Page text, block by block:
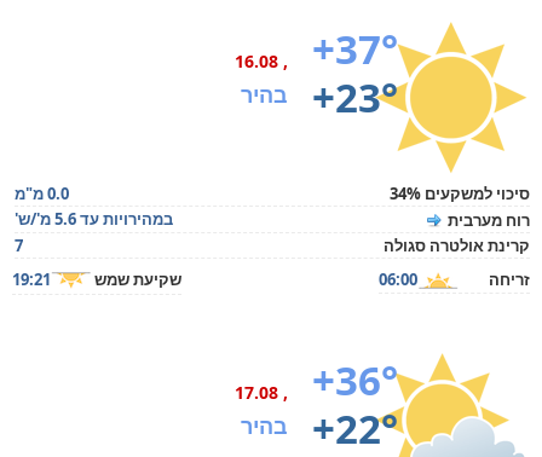
+37°
+23°
, 16.08
בהיר
סיכוי למשקעים 34%
0.0 מ"מ
רוח מערבית
במהירויות עד 5.6 מ'/ש'
קרינת אולטרה סגולה
7
זריחה
06:00 שקיעת שמש 19:21
+36°
+22°
, 17.08
בהיר